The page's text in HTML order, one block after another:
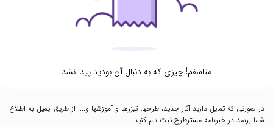
متاسفم! چیزی که به دنبال آن بودید پیدا نشد
در صورتی که تمایل دارید آثار جدید، طرحها، تیزرها و آموزشها و.... از طریق ایمیل به اطلاع
شما برسد در خبرنامه مسترطرح ثبت نام کنید